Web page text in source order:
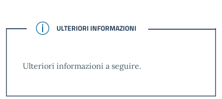
CONFERMATO
ULTERIORI INFORMAZIONI
Ulteriori informazioni a seguire.